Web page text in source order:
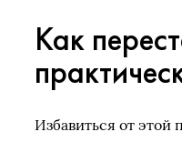
Как
Избавиться от этой